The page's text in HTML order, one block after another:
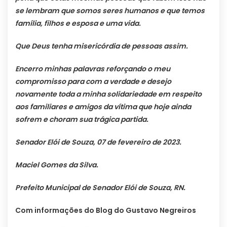
se lembram que somos seres humanos e que temos
família, filhos e esposa e uma vida.
Que Deus tenha misericórdia de pessoas assim.
Encerro minhas palavras reforçando o meu
compromisso para com a verdade e desejo
novamente toda a minha solidariedade em respeito
aos familiares e amigos da vítima que hoje ainda
sofrem e choram sua trágica partida.
Senador Elói de Souza, 07 de fevereiro de 2023.
Maciel Gomes da Silva.
Prefeito Municipal de Senador Elói de Souza, RN.
Com informações do Blog do Gustavo Negreiros